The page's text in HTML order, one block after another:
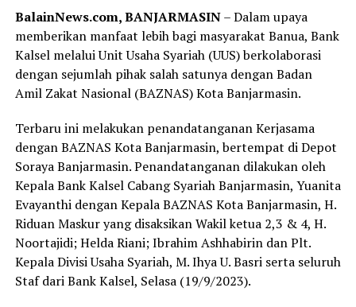
BalainNews.com, BANJARMASIN– Dalam upaya
memberikan manfaat lebih bagi masyarakat Banua, Bank
Kalsel melalui Unit Usaha Syariah (UUS) berkolaborasi
dengan sejumlah pihak salah satunya dengan Badan
Amil Zakat Nasional (BAZNAS) Kota Banjarmasin.
Terbaru ini melakukan penandatanganan Kerjasama
dengan BAZNAS Kota Banjarmasin, bertempat di Depot
Soraya Banjarmasin. Penandatanganan dilakukan oleh
Kepala Bank Kalsel Cabang Syariah Banjarmasin, Yuanita
Evayanthi dengan Kepala BAZNAS Kota Banjarmasin, H.
Riduan Maskur yang disaksikan Wakil ketua 2,3 & 4, H.
Noortajidi; Helda Riani; Ibrahim Ashhabirin dan Plt.
Kepala Divisi Usaha Syariah, M. Ihya U. Basri serta seluruh
Staf dari Bank Kalsel, Selasa (19/9/2023).